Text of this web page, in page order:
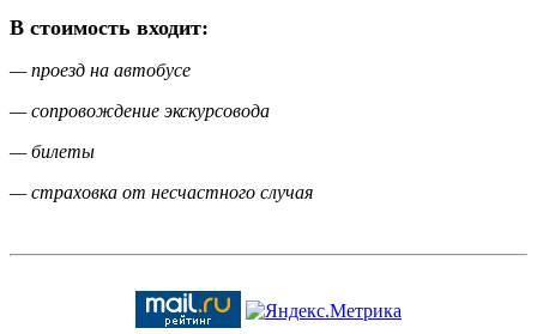
В стоимость входит:
— проезд на автобусе
— сопровождение экскурсовода
— билеты
— страховка от несчастного случая